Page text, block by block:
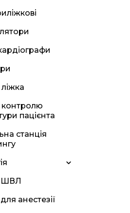
пацієнта
станція
ШВЛ
анестезії